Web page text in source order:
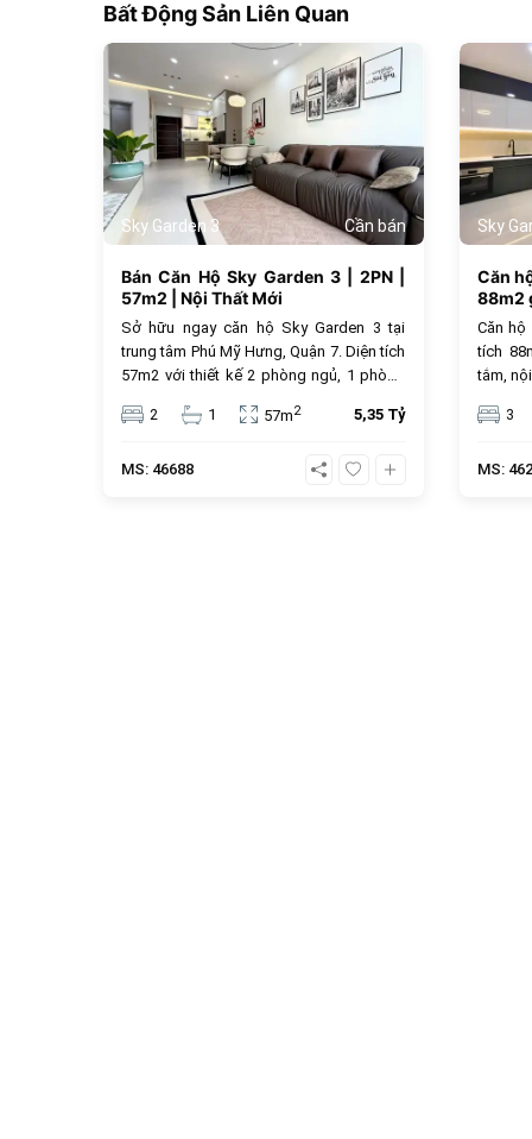
Bất Động Sản Liên Quan
Sky Garden 3 Cần bán
181
Bán Căn Hộ Sky Garden 3 | 2PN |
57m2 | Nội Thất Mới
Sở hữu ngay căn hộ Sky Garden 3 tại
trung tâm Phú Mỹ Hưng, Quận 7. Diện tích
57m2 với thiết kế 2 phòng ngủ, 1 phòng
5.35 tỷ đồng, đây là lựa chọn an cư lý
trong cộng đồng văn minh.
2 1 57m2 5,35 Tỷ
MS: 46688
Sky
Căn
88m2
Căn hộ
tích
tắm,
tỷ
3
MS: